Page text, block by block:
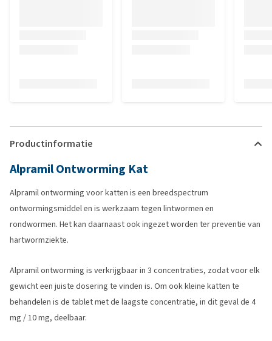
Productinformatie
Alpramil Ontworming Kat
Alpramil ontworming voor katten is een breedspectrum
ontwormingsmiddel en is werkzaam tegen lintwormen en
rondwormen. Het kan daarnaast ook ingezet worden ter preventie van
hartwormziekte.
Alpramil ontworming is verkrijgbaar in 3 concentraties, zodat voor elk
gewicht een juiste dosering te vinden is. Om ook kleine katten te
behandelen is de tablet met de laagste concentratie, in dit geval de 4
mg / 10 mg, deelbaar.